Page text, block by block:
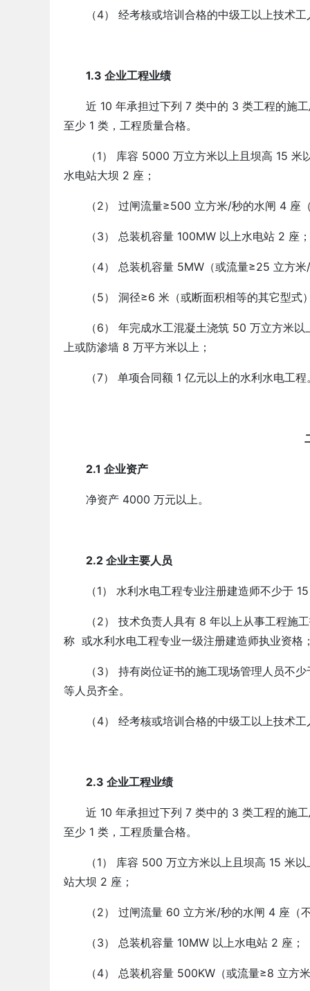
南宁-工程公司安许新办-广西资
（4） 经考核或培训合格的中级工以上技术
1.3 企业工程业绩
近 10 年承担过下列 7 类中的 3 类工程的施
至少 1 类，工程质量合格。
（1） 库容 5000 万立方米以上且坝高 15
水电站大坝 2 座；
（2） 过闸流量≥500 立方米/秒的水闸 4 座
（3） 总装机容量 100MW 以上水电站 2 座；
（4） 总装机容量 5MW（或流量≥25 立方
（5） 洞径≥6 米（或断面积相等的其它型
（6） 年完成水工混凝土浇筑 50 万立方米
上或防渗墙 8 万平方米以上；
（7） 单项合同额 1 亿元以上的水利水电工程
2.1 企业资产
净资产 4000 万元以上。
2.2 企业主要人员
（1） 水利水电工程专业注册建造师不少于
（2） 技术负责人具有 8 年以上从事工程施
称 或水利水电工程专业一级注册建造师执业资
（3） 持有岗位证书的施工现场管理人员不
等人员齐全。
（4） 经考核或培训合格的中级工以上技术
2.3 企业工程业绩
近 10 年承担过下列 7 类中的 3 类工程的施
至少 1 类，工程质量合格。
（1） 库容 500 万立方米以上且坝高 15 米
站大坝 2 座；
（2） 过闸流量 60 立方米/秒的水闸 4 座（
（3） 总装机容量 10MW 以上水电站 2 座；
（4） 总装机容量 500KW（或流量≥8 立方